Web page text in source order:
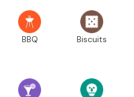
BBQ Biscuits